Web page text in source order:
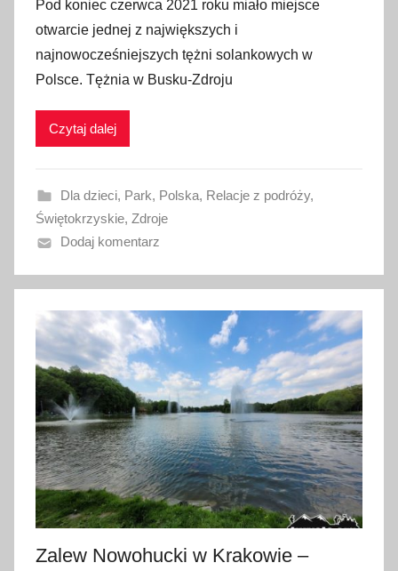
3u
b
l
i
w
n
o
3
w
e
t
n
a
2
0
2
3
Pod koniec czerwca 2021 roku miało miejsce
otwarcie jednej z największych i
najnowocześniejszych tężni solankowych w
Polsce. Tężnia w Busku-Zdroju
Czytaj dalej
Dla dzieci, Park, Polska, Relacje z podróży,
Świętokrzyskie, Zdroje
Dodaj komentarz
Zalew Nowohucki w Krakowie –